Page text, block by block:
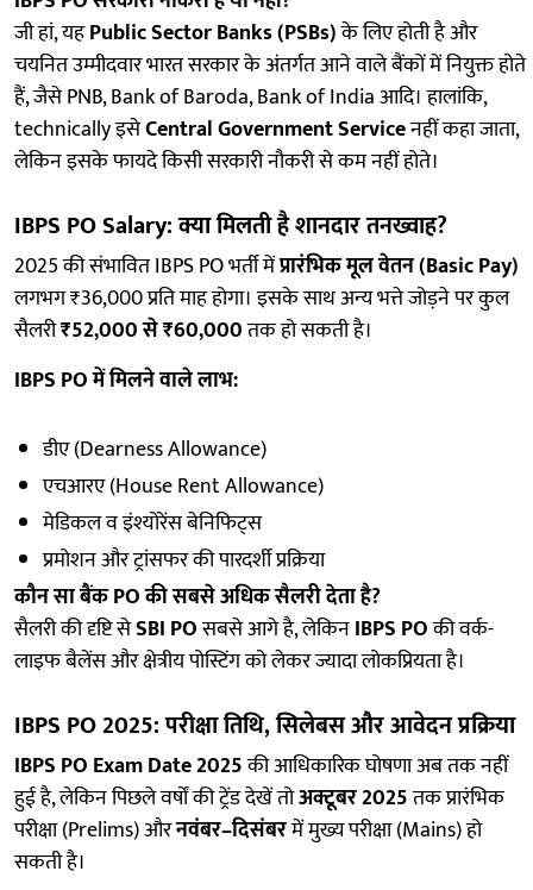
जी हां, यहPublic Sector Banks (PSBs)के लिए होती है और
चयनित उम्मीदवार भारत सरकार के अंतर्गत आने वाले बैंकों में नियुक्त होते
हैं, जैसे PNB, Bank of Baroda, Bank of India आदि। हालांकि,
technically इसेCentral Government Serviceनहीं कहा जाता,
लेकिन इसके फायदे किसी सरकारी नौकरी से कम नहीं होते।
IBPS PO Salary: क्या मिलती है शानदार तनख्वाह?
2025 की संभावित IBPS PO भर्ती मेंप्रारंभिक मूल वेतन (Basic Pay)
लगभग ₹36,000 प्रति माह होगा। इसके साथ अन्य भत्ते जोड़ने पर कुल
सैलरी₹52,000 से ₹60,000तक हो सकती है।
IBPS PO में मिलने वाले लाभ:
डीए (Dearness Allowance)
एचआरए (House Rent Allowance)
मेडिकल व इंश्योरेंस बेनिफिट्स
प्रमोशन और ट्रांसफर की पारदर्शी प्रक्रिया
कौन सा बैंक PO की सबसे अधिक सैलरी देता है?
सैलरी की दृष्टि सेSBI POसबसे आगे है, लेकिनIBPS POकी वर्क-
लाइफ बैलेंस और क्षेत्रीय पोस्टिंग को लेकर ज्यादा लोकप्रियता है।
IBPS PO 2025: परीक्षा तिथि, सिलेबस और आवेदन प्रक्रिया
IBPS PO Exam Date 2025की आधिकारिक घोषणा अब तक नहीं
हुई है, लेकिन पिछले वर्षों की ट्रेंड देखें तोअक्टूबर 2025तक प्रारंभिक
परीक्षा (Prelims) औरनवंबर–दिसंबरमें मुख्य परीक्षा (Mains) हो
सकती है।